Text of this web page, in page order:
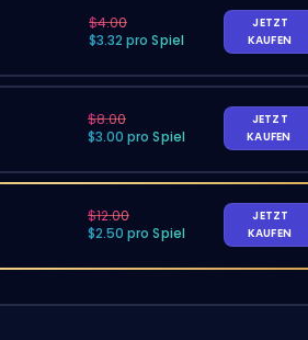
$4.00
$3.32 pro Spiel
JETZT
KAUFEN
$8.00
$3.00 pro Spiel
JETZT
KAUFEN
$12.00
$2.50 pro Spiel
JETZT
KAUFEN